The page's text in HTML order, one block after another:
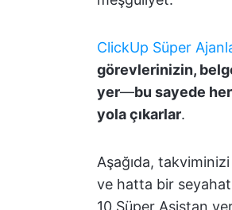
ClickUp Süper
görevlerinizin,
yer—bu sayede
yola çıkarlar.
Aşağıda,
ve hatta bir seyahat
10 Süper Asistan